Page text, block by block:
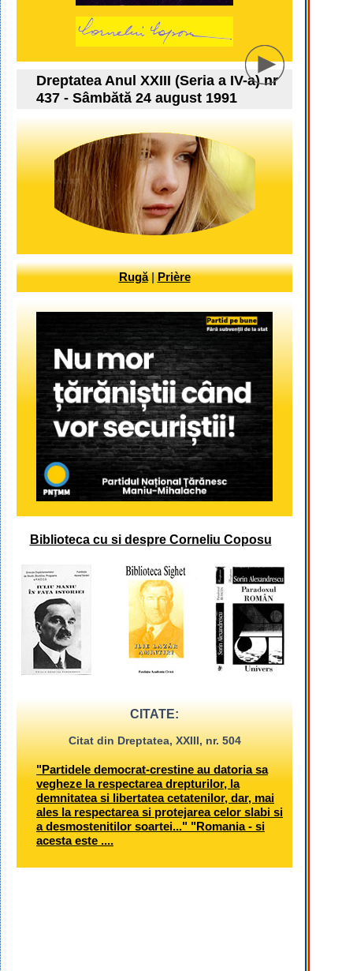
Dreptatea Anul XXIII (Seria a IV-a) nr
437 - Sâmbătă 24 august 1991
Rugă|Prière
Biblioteca cu si despre Corneliu Coposu
CITATE:
Citat din Dreptatea, XXIII, nr. 504
"Partidele democrat-crestine au datoria sa
vegheze la respectarea drepturilor, la
demnitatea si libertatea cetatenilor, dar, mai
ales la respectarea si protejarea celor slabi si
a desmostenitilor soartei..." "Romania - si
acesta este ....